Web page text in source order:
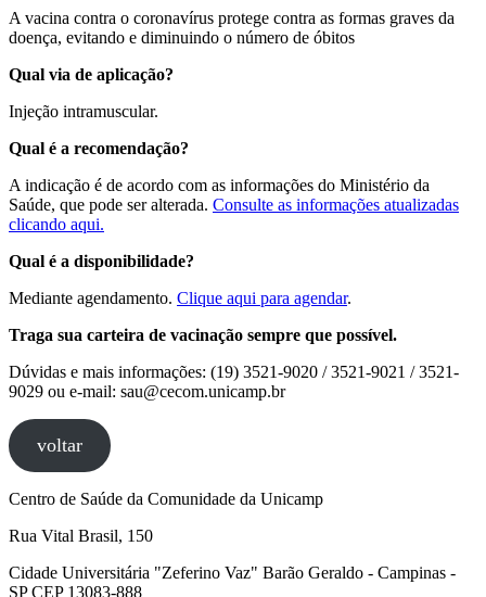
A vacina contra o coronavírus protege contra as formas graves da
doença, evitando e diminuindo o número de óbitos
Qual via de aplicação?
Injeção intramuscular.
Qual é a recomendação?
A indicação é de acordo com as informações do Ministério da
Saúde, que pode ser alterada. Consulte as informações atualizadas
clicando aqui.
Qual é a disponibilidade?
Mediante agendamento. Clique aqui para agendar.
Traga sua carteira de vacinação sempre que possível.
Dúvidas e mais informações: (19) 3521-9020 / 3521-9021 / 3521-
9029 ou e-mail: sau@cecom.unicamp.br
voltar
Centro de Saúde da Comunidade da Unicamp
Rua Vital Brasil, 150
Cidade Universitária "Zeferino Vaz" Barão Geraldo - Campinas -
SP CEP 13083-888